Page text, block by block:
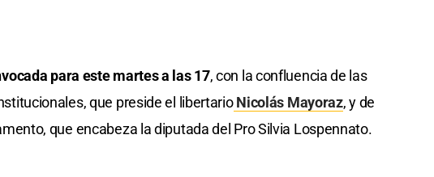
para este martes a las 17, con la confluencia de las
que preside el libertarioNicolás Mayoraz, y de
que encabeza la diputada del Pro Silvia Lospennato.